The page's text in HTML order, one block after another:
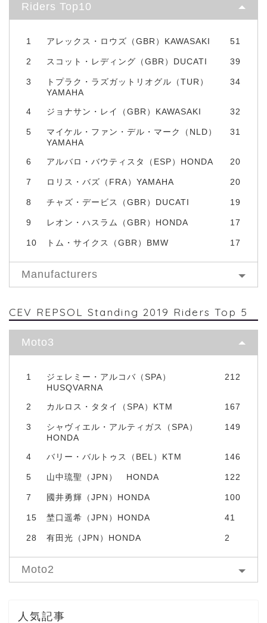
Riders Top10
1 アレックス・ロウズ（GBR）KAWASAKI 51
2 スコット・レディング（GBR）DUCATI 39
3
トプラク・ラズガットリオグル（TUR）
YAMAHA
34
4 ジョナサン・レイ（GBR）KAWASAKI 32
5
マイケル・ファン・デル・マーク（NLD）
YAMAHA
31
6 アルバロ・バウティスタ（ESP）HONDA 20
7 ロリス・バズ（FRA）YAMAHA 20
8 チャズ・デービス（GBR）DUCATI 19
9 レオン・ハスラム（GBR）HONDA 17
10 トム・サイクス（GBR）BMW 17
Manufacturers
CEV REPSOL Standing 2019 Riders Top 5
Moto3
1
ジェレミー・アルコバ（SPA）
HUSQVARNA
212
2 カルロス・タタイ（SPA）KTM 167
3
シャヴィエル・アルティガス（SPA）
HONDA
149
4 バリー・バルトゥス（BEL）KTM 146
5 山中琉聖（JPN） HONDA 122
7 國井勇輝（JPN）HONDA 100
15 埜口遥希（JPN）HONDA 41
28 有田光（JPN）HONDA 2
Moto2
人気記事